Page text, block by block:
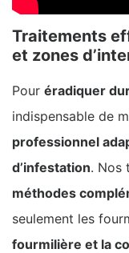
Traitements
et zones
Pour éradiquer
indispensable de
professionnel
d’infestation. Nos
méthodes
seulement les
fourmilière et la